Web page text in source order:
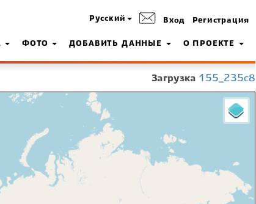
Русский Вход Регистрация
ФОТО ДОБАВИТЬ ДАННЫЕ О ПРОЕКТЕ
Загрузка 155_235c8